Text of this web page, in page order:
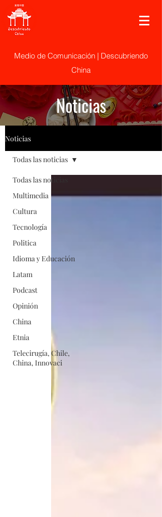
Medio de Comunicación | Descubriendo
China
Noticias
Noticias
Todas las noticias
Multimedia
Cultura
Tecnología
Politica
Idioma y Educación
Latam
Podcast
Opinión
China
Etnia
Telecirugía, Chile,
China, Innovaci
Todas las noticias